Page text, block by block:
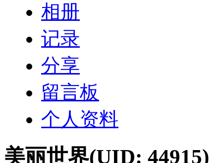
相册
记录
分享
留言板
个人资料
美丽世界(UID: 44915)